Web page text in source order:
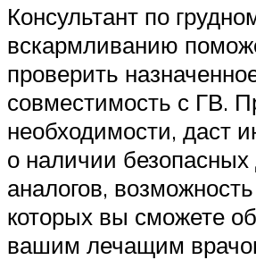
Консультант по
вскармливанию
проверить
совместимость с ГВ.
необходимости, даст
о наличии
аналогов,
которых вы сможете
вашим лечащим